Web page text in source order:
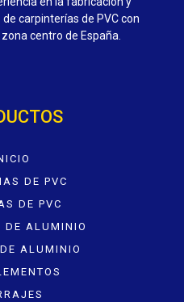
carpinterías de PVC con
centro de España.
DE PVC
DE PVC
DE ALUMINIO
ALUMINIO